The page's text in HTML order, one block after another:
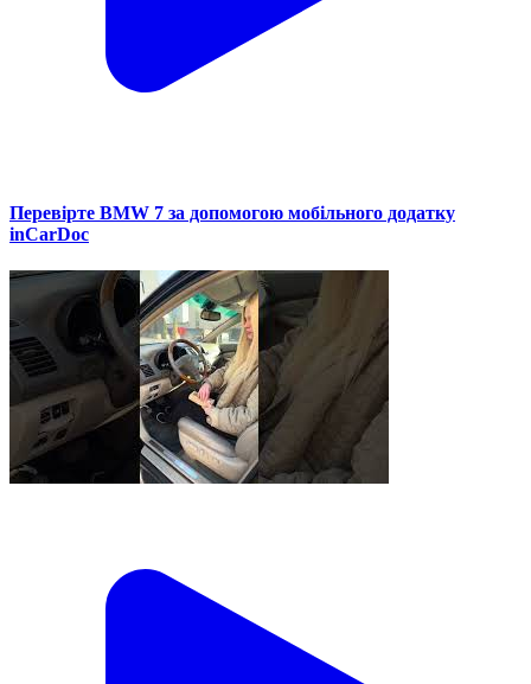
Перевірте BMW 7 за допомогою мобільного додатку
inCarDoc